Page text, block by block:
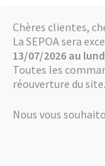
Aller
à
la
navigation
Aller
au
contenu
SÉPOA
Accueil
Accueil Livres
Chères clientes,
La SEPOA sera
13/07/2026 au
Toutes les
réouverture du site.
Nous vous